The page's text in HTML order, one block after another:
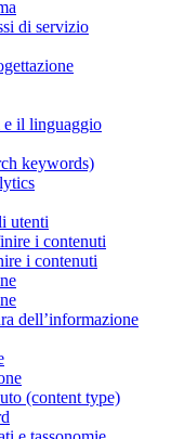
di servizio
e il linguaggio
keywords)
utenti
i contenuti
i contenuti
dell’informazione
(content type)